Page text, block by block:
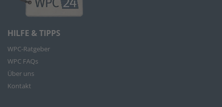
HILFE & TIPPS
WPC-Ratgeber
WPC FAQs
Über uns
Kontakt